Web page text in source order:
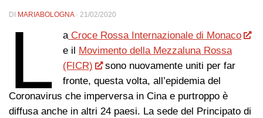
DI MARIABOLOGNA · 21/02/2020
L aCroce Rossa Internazionale di Monaco
e il
Movimento della Mezzaluna Rossa
(FICR)
sono nuovamente uniti per far
fronte, questa volta, all’epidemia del
Coronavirus che imperversa in Cina e purtroppo è
diffusa anche in altri 24 paesi. La sede del Principato di